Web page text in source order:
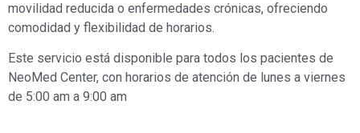
movilidad reducida o enfermedades crónicas, ofreciendo
comodidad y flexibilidad de horarios.
Este servicio está disponible para todos los pacientes de
NeoMed Center, con horarios de atención de lunes a viernes
de 5:00 am a 9:00 am